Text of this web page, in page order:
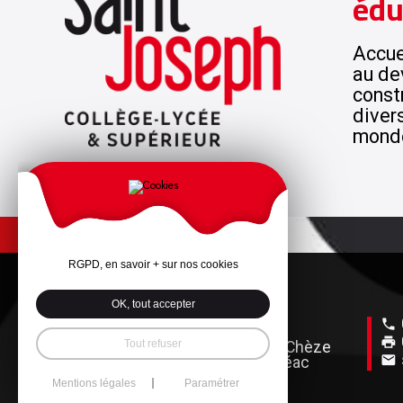
au
LOUDÉAC
42 rue de la Chèze
22600 Loudéac
RGPD, en savoir + sur nos cookies
OK, tout accepter
Tout refuser
Mentions légales Paramétrer